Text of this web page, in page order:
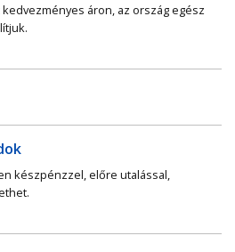
áron, az ország egész
készpénzzel, előre utalással,
is fizethet.